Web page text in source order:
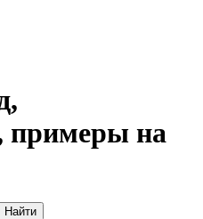
примеры на
Найти